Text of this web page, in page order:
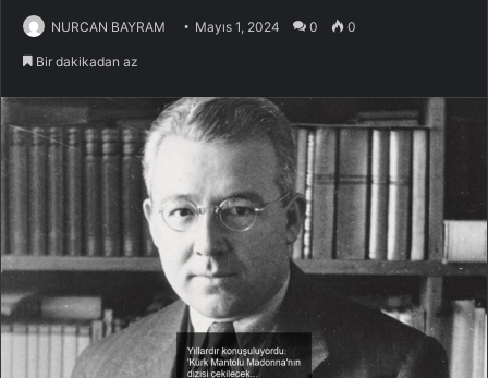
NURCAN BAYRAM Mayıs 1, 2024 0 0
Bir dakikadan az